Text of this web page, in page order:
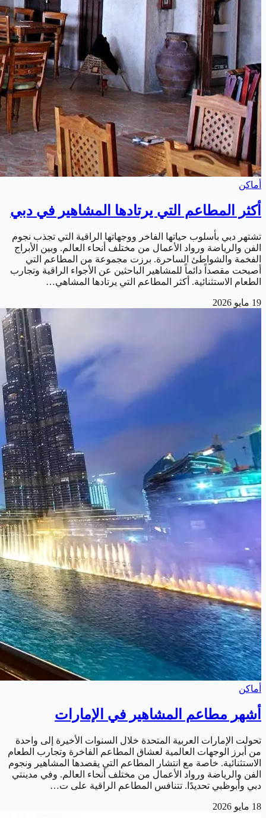
أماكن
أكثر المطاعم التي يرتادها المشاهير في دبي
تشتهر دبي بأسلوب حياتها الفاخر ووجهاتها الراقية التي تجذب نجوم
الفن والرياضة ورواد الأعمال من مختلف أنحاء العالم. وبين الأبراج
الفخمة والشواطئ الساحرة. برزت مجموعة من المطاعم التي
أصبحت مقصداً دائماً للمشاهير الباحثين عن الأجواء الراقية وتجارب
الطعام الاستثنائية. أكثر المطاعم التي يرتادها المشاهي…
19 مايو 2026
أماكن
أشهر مطاعم المشاهير في الإمارات
تحولت الإمارات العربية المتحدة خلال السنوات الأخيرة إلى واحدة
من أبرز الوجهات العالمية لعشاق المطاعم الفاخرة وتجارب الطعام
الاستثنائية. خاصة مع انتشار المطاعم التي يقصدها المشاهير ونجوم
الفن والرياضة ورواد الأعمال من مختلف أنحاء العالم. وفي مدينتي
دبي وأبوظبي تحديدًا. تتنافس المطاعم الراقية على ت…
18 مايو 2026